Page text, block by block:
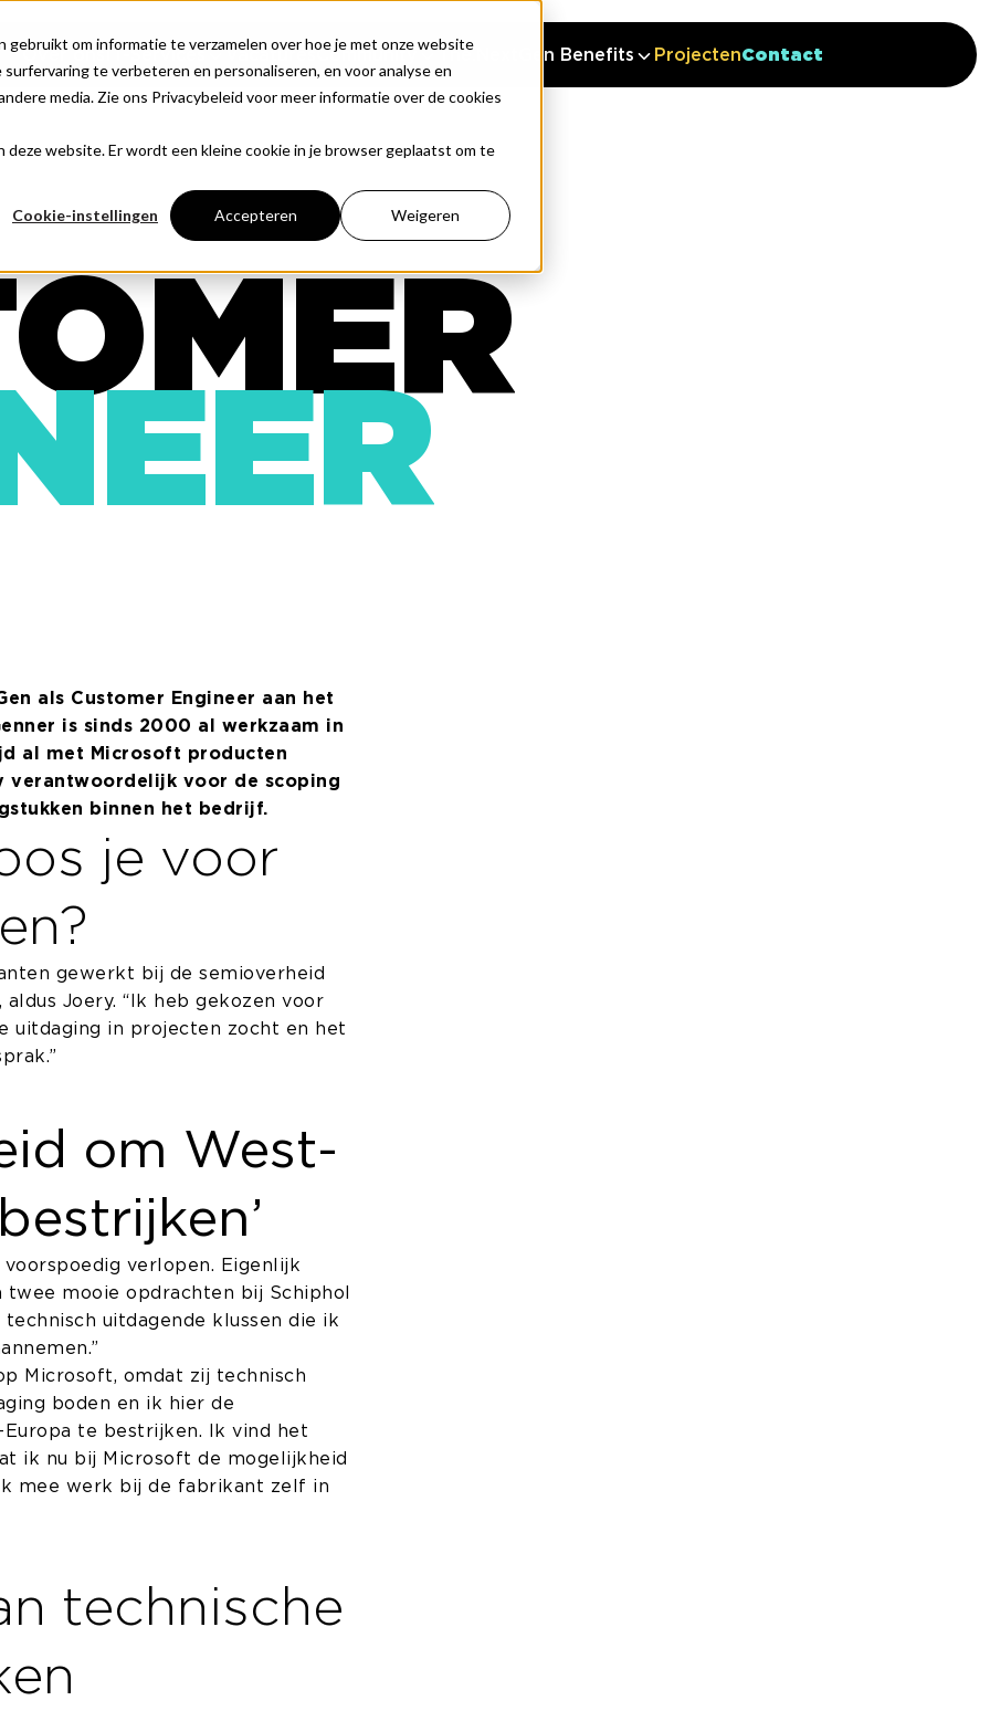
om informatie te verzamelen over hoe je met onze website
te verbeteren en personaliseren, en voor analyse en
media. Zie ons Privacybeleid voor meer informatie over de cookies
website. Er wordt een kleine cookie in je browser geplaatst om te
Cookie-instellingen Accepteren Weigeren
Over onsIT-Services VacaturesCommunity The.NextGen Benefits ProjectenContact
als Customer Engineer aan het
is sinds 2000 al werkzaam in
al met Microsoft producten
verantwoordelijk voor de scoping
binnen het bedrijf.
je voor
gewerkt bij de semioverheid
Joery. “Ik heb gekozen voor
uitdaging in projecten zocht en het
om West-
verlopen. Eigenlijk
mooie opdrachten bij Schiphol
uitdagende klussen die ik
Microsoft, omdat zij technisch
boden en ik hier de
te bestrijken. Ik vind het
ik nu bij Microsoft de mogelijkheid
mee werk bij de fabrikant zelf in
technische